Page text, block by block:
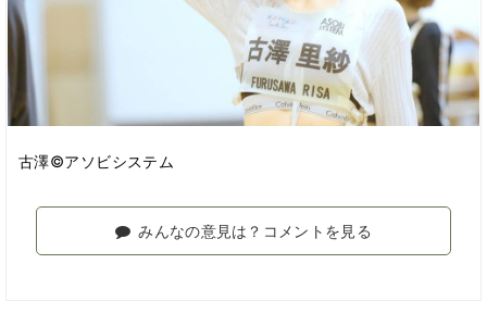
古澤©アソビシステム
みんなの意見は？コメントを見る